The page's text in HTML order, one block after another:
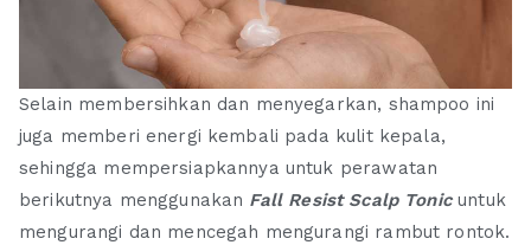
Selain membersihkan dan menyegarkan, shampoo ini
juga memberi energi kembali pada kulit kepala,
sehingga mempersiapkannya untuk perawatan
berikutnya menggunakan Fall Resist Scalp Tonicuntuk
mengurangi dan mencegah mengurangi rambut rontok.